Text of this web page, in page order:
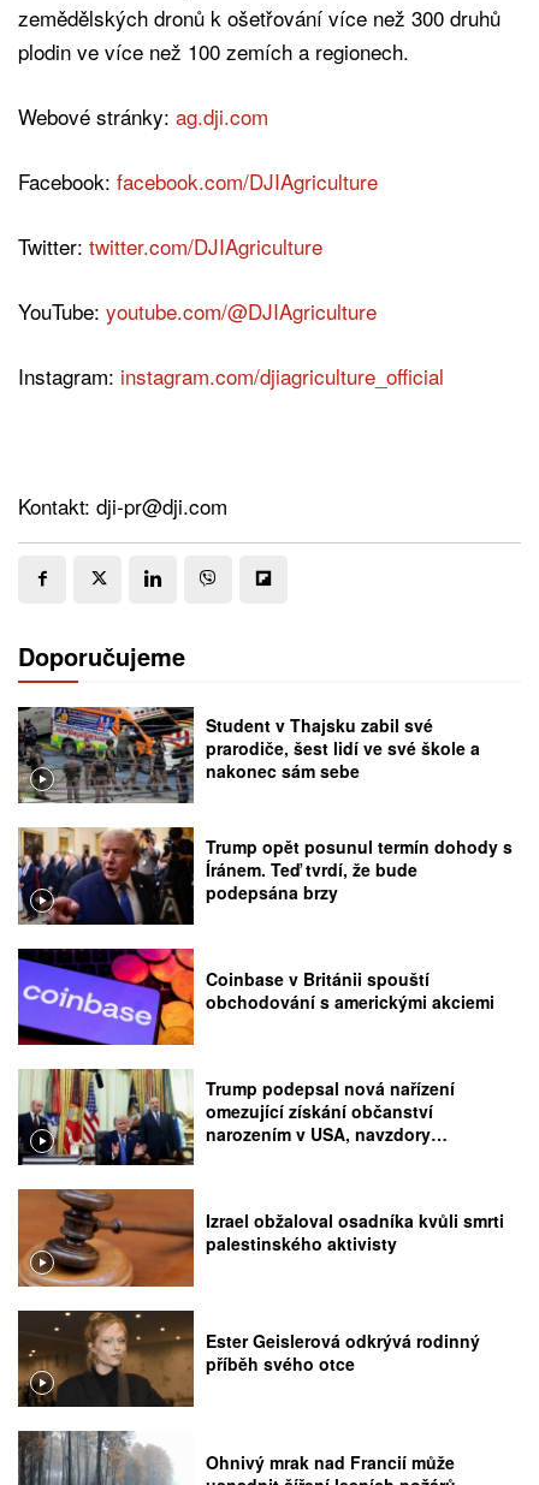
zemědělských dronů k ošetřování více než 300 druhů
plodin ve více než 100 zemích a regionech.
Webové stránky: ag.dji.com
Facebook: facebook.com/DJIAgriculture
Twitter: twitter.com/DJIAgriculture
YouTube: youtube.com/@DJIAgriculture
Instagram: instagram.com/djiagriculture_official
Kontakt: dji-pr@dji.com
Doporučujeme
Student v Thajsku zabil své
prarodiče, šest lidí ve své škole a
nakonec sám sebe
Trump opět posunul termín dohody s
Íránem. Teď tvrdí, že bude
podepsána brzy
Coinbase v Británii spouští
obchodování s americkými akciemi
Trump podepsal nová nařízení
omezující získání občanství
narozením v USA, navzdory
Izrael obžaloval osadníka kvůli smrti
palestinského aktivisty
Ester Geislerová odkrývá rodinný
příběh svého otce
Ohnivý mrak nad Francií může